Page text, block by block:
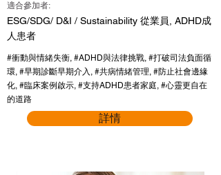
適合參加者:
ESG/SDG/ D&I / Sustainability 從業員, ADHD成
人患者
#衝動與情緒失衡, #ADHD與法律挑戰, #打破司法負面循
環, #早期診斷早期介入, #共病情緒管理, #防止社會邊緣
化, #臨床案例啟示, #支持ADHD患者家庭, #心靈更自在
的道路
詳情